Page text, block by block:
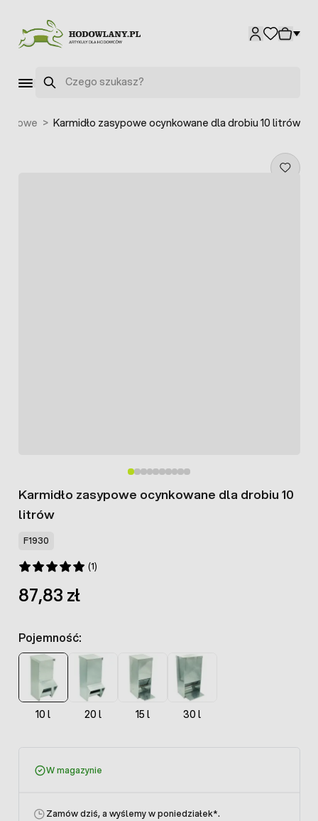
Szukaj
> Karmidło zasypowe ocynkowane dla drobiu 10 litrów
Karmidło zasypowe ocynkowane dla drobiu 10
litrów
F1930
(1)
87,83 zł
Pojemność:
10 l 20 l 15 l 30 l
W magazynie
Zamów dziś, a wyślemy w poniedziałek*.